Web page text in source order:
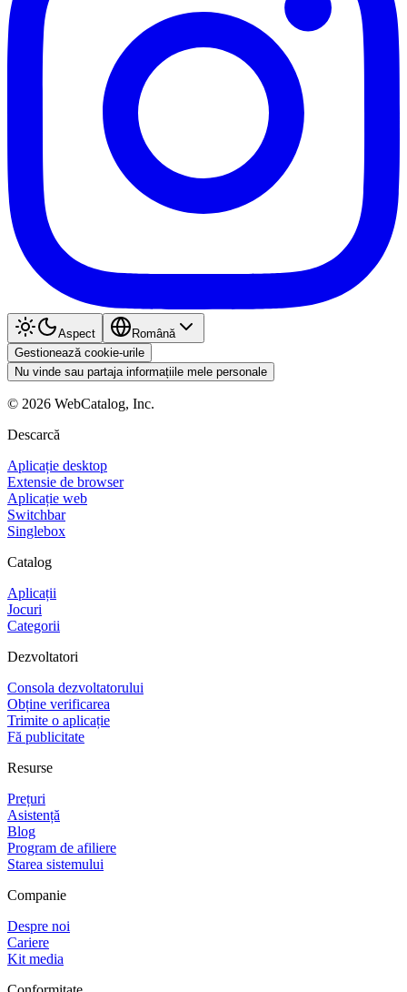
Aspect
Română
Gestionează cookie-urile
Nu vinde sau partaja informațiile mele personale
© 2026 WebCatalog, Inc.
Descarcă
Aplicație desktop
Extensie de browser
Aplicație web
Switchbar
Singlebox
Catalog
Aplicații
Jocuri
Categorii
Dezvoltatori
Consola dezvoltatorului
Obține verificarea
Trimite o aplicație
Fă publicitate
Resurse
Prețuri
Asistență
Blog
Program de afiliere
Starea sistemului
Companie
Despre noi
Cariere
Kit media